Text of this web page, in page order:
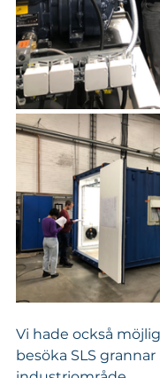
Vi hade också
besöka SLS